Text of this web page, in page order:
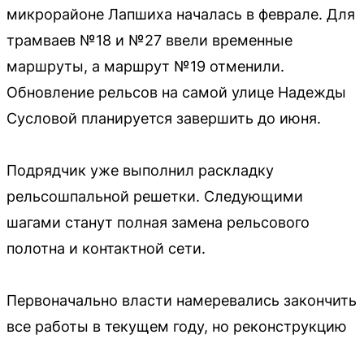
микрорайоне Лапшиха началась в феврале. Для
трамваев №18 и №27 ввели временные
маршруты, а маршрут №19 отменили.
Обновление рельсов на самой улице Надежды
Сусловой планируется завершить до июня.
Подрядчик уже выполнил раскладку
рельсошпальной решетки. Следующими
шагами станут полная замена рельсового
полотна и контактной сети.
Первоначально власти намеревались закончить
все работы в текущем году, но реконструкцию